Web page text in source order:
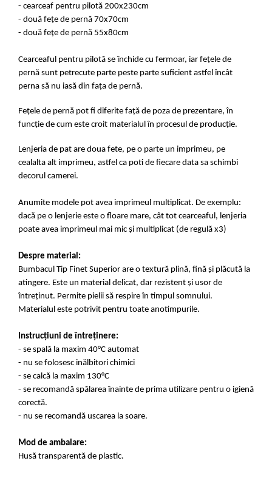
- cearceaf pentru pilotă 200x230cm
- două fețe de pernă 70x70cm
- două fețe de pernă 55x80cm
Cearceaful pentru pilotă se închide cu fermoar, iar fețele de
pernă sunt petrecute parte peste parte suficient astfel încât
perna să nu iasă din fața de pernă.
Fețele de pernă pot fi diferite față de poza de prezentare, în
funcție de cum este croit materialul în procesul de producție.
Lenjeria de pat are doua fete, pe o parte un imprimeu, pe
cealalta alt imprimeu, astfel ca poti de fiecare data sa schimbi
decorul camerei.
Anumite modele pot avea imprimeul multiplicat. De exemplu:
dacă pe o lenjerie este o floare mare, cât tot cearceaful, lenjeria
poate avea imprimeul mai mic și multiplicat (de regulă x3)
Despre material:
Bumbacul Tip Finet Superior are o textură plină, fină și plăcută la
atingere. Este un material delicat, dar rezistent și usor de
întreținut. Permite pielii să respire în timpul somnului.
Materialul este potrivit pentru toate anotimpurile.
Instrucțiuni de întreținere:
- se spală la maxim 40°C automat
- nu se folosesc inălbitori chimici
- se calcă la maxim 130°C
- se recomandă spălarea înainte de prima utilizare pentru o igienă
corectă.
- nu se recomandă uscarea la soare.
Mod de ambalare:
Husă transparentă de plastic.